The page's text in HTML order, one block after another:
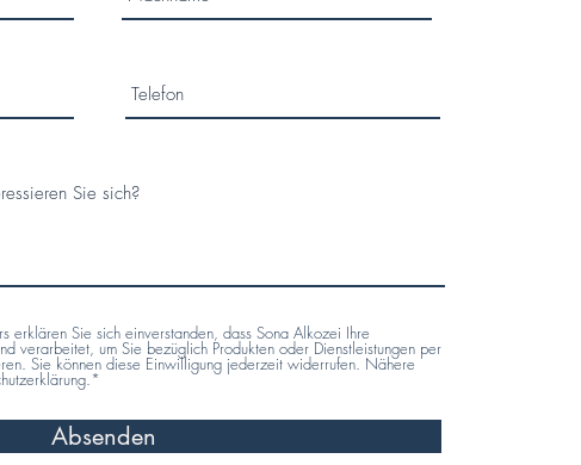
erklären Sie sich einverstanden, dass Sona Alkozei Ihre
verarbeitet, um Sie bezüglich Produkten oder Dienstleistungen per
Sie können diese Einwilligung jederzeit widerrufen. Nähere
Absenden